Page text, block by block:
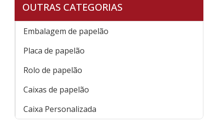
OUTRAS CATEGORIAS
Embalagem de papelão
Placa de papelão
Rolo de papelão
Caixas de papelão
Caixa Personalizada